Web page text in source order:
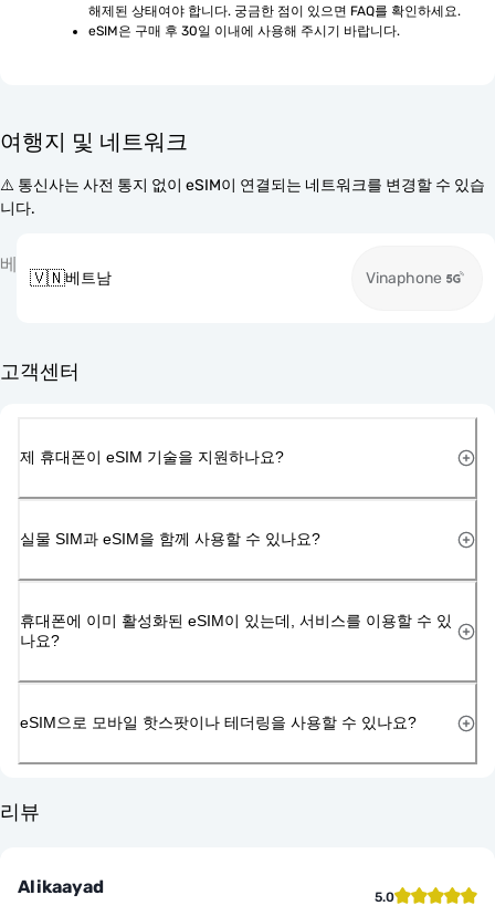
해제된 상태여야 합니다. 궁금한 점이 있으면 FAQ를 확인하세요.
eSIM은 구매 후 30일 이내에 사용해 주시기 바랍니다.
여행지 및 네트워크
⚠️ 통신사는 사전 통지 없이 eSIM이 연결되는 네트워크를 변경할 수 있습
니다.
베
🇻🇳베트남 Vinaphone
고객센터
제 휴대폰이 eSIM 기술을 지원하나요?
실물 SIM과 eSIM을 함께 사용할 수 있나요?
휴대폰에 이미 활성화된 eSIM이 있는데, 서비스를 이용할 수 있
나요?
eSIM으로 모바일 핫스팟이나 테더링을 사용할 수 있나요?
리뷰
Alikaayad 5.0